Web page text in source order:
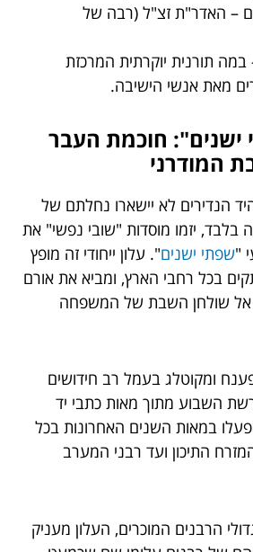
– האדר"ת זצ"ל (רבה של
במה תורנית יוקרתית המרכזת
מאת אנשי הישיבה.
ישנים": חוכמת העבר
המודרני
הנדירים לא יישארו נחלתם של
בלבד, יזמו מוסדות "שובי נפשי" את
"שפתי ישנים". עלון ייחודי זה מופץ
בכל רחבי הארץ, ומביא את אורם
אל שולחן השבת של המשפחה
ומקוטלג בעמל רב חידושים
השבוע מתוך מאות כתבי יד
במאות השנים האחרונות בכל
התיכון ועד רבני המערב
הרבנים המוכרים, העלון מעניק